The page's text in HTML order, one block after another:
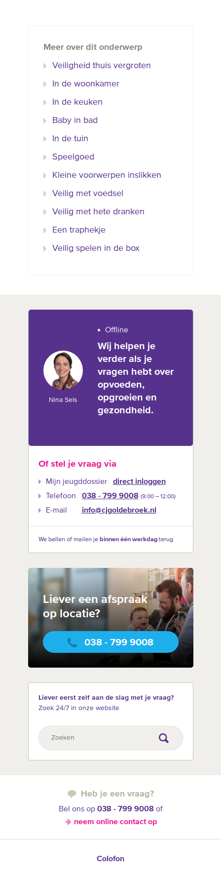
Meer over dit onderwerp
Veiligheid thuis vergroten
In de woonkamer
In de keuken
Baby in bad
In de tuin
Speelgoed
Kleine voorwerpen inslikken
Veilig met voedsel
Veilig met hete dranken
Een traphekje
Veilig spelen in de box
Nina Sels
Offline
Wij helpen je
verder als je
vragen hebt over
opvoeden,
opgroeien en
gezondheid.
Of stel je vraag via
Mijn jeugddossier
direct inloggen
Telefoon
038 - 799 9008 (9:00 –‍ 12:00)
E-mail info@cjgoldebroek.nl
We bellen of mailen je binnen één werkdagterug
Liever een afspraak
op locatie?
038 - 799 9008
Liever eerst zelf aan de slag met je vraag?
Zoek 24/7 in onze website
Heb je een vraag?
Bel ons op 038 - 799 9008 of
neem online contact op
Colofon